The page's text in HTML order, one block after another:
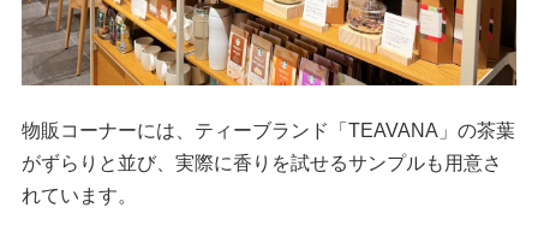
物販コーナーには、ティーブランド「TEAVANA」の茶葉
がずらりと並び、実際に香りを試せるサンプルも用意さ
れています。